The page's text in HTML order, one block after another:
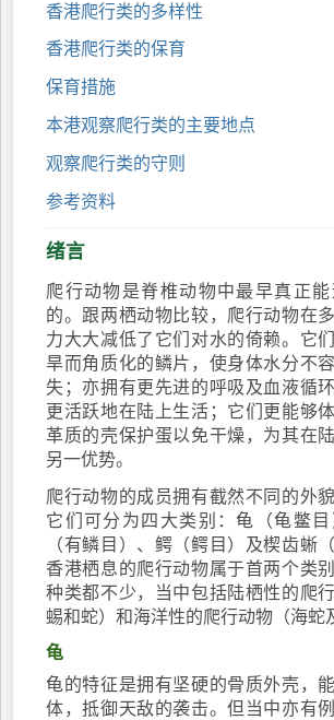
香港爬行类的多样性
香港爬行类的保育
保育措施
本港观察爬行类的主要地点
观察爬行类的守则
参考资料
绪言
爬行动物是脊椎动物中最早真正
的。跟两栖动物比较，爬行动物在
力大大减低了它们对水的倚赖。它
旱而角质化的鳞片，使身体水分不
失；亦拥有更先进的呼吸及血液循
更活跃地在陆上生活；它们更能够
革质的壳保护蛋以免干燥，为其在
另一优势。
爬行动物的成员拥有截然不同的外
它们可分为四大类别：龟（龟鳖
（有鳞目）、鳄（鳄目）及楔齿蜥
香港栖息的爬行动物属于首两个类
种类都不少，当中包括陆栖性的爬
蜴和蛇）和海洋性的爬行动物（海蛇
龟
龟的特征是拥有坚硬的骨质外壳，
体，抵御天敌的袭击。但当中亦有